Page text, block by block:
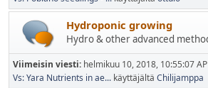
Hydroponic growing
Hydro & other advanced
Viimeisin viesti: helmikuu 10, 2018, 10:55:07 AP
Vs: Yara Nutrients in ae... käyttäjältä Chilijamppa